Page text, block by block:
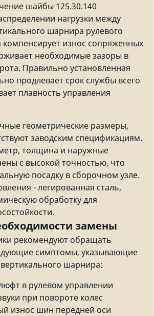
шайбы 125.30.140
нагрузки между
шарнира рулевого
износ сопряженных
необходимые зазоры в
Правильно установленная
продлевает срок службы всего
плавность управления
геометрические размеры,
заводским спецификациям.
толщина и наружные
с высокой точностью, что
посадку в сборочном узле.
- легированная сталь,
обработку для
замены
рекомендуют обращать
симптомы, указывающие
шарнира:
в рулевом управлении
при повороте колес
износ шин передней оси